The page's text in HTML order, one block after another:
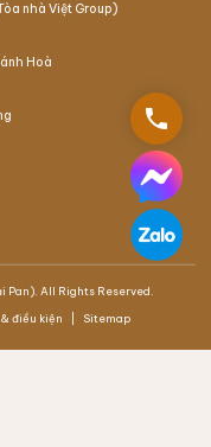
nhà Việt Group)
Hoà
Pan). All Rights Reserved.
điều kiện Sitemap
phone